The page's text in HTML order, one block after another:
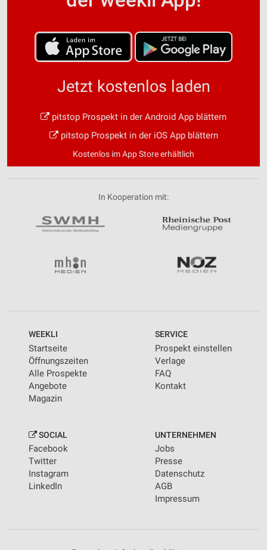
Jetzt kostenlos laden
pitstop Prospekt in der Android App blättern
pitstop Prospekt in der iOS App blättern
Kostenlos im App Store erhältlich
In Kooperation mit:
WEEKLI
Startseite
Öffnungszeiten
Alle Prospekte
Angebote
Magazin
SERVICE
Prospekt einstellen
Verlage
FAQ
Kontakt
SOCIAL
Facebook
Twitter
Instagram
LinkedIn
UNTERNEHMEN
Jobs
Presse
Datenschutz
AGB
Impressum